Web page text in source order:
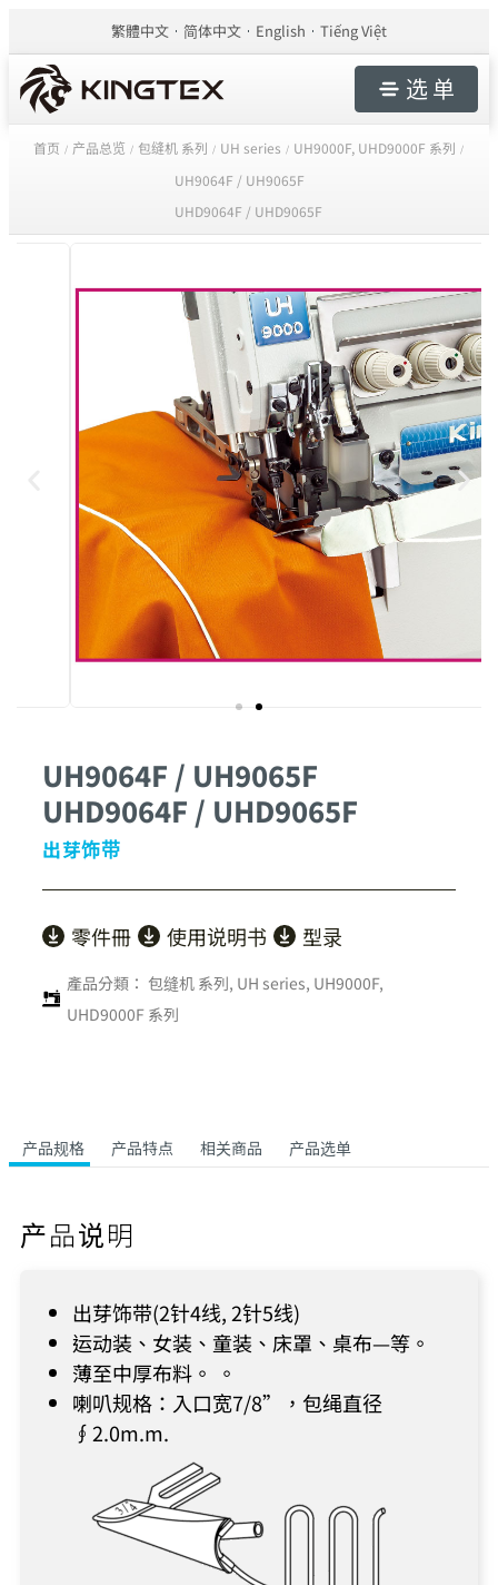
繁體中文 简体中文 English Tiếng Việt
选 单
首页 / 产品总览 / 包缝机 系列 / UH series / UH9000F, UHD9000F 系列 /
UH9064F / UH9065F
UHD9064F / UHD9065F
UH9064F / UH9065F
UHD9064F / UHD9065F
出芽饰带
零件冊 使用说明书 型录
產品分類： 包缝机 系列, UH series, UH9000F,
UHD9000F 系列
产品规格 产品特点 相关商品 产品选单
产品说明
出芽饰带(2针4线, 2针5线)
运动装、女装、童装、床罩、桌布—等。
薄至中厚布料。 。
喇叭规格：入口宽7/8”，包绳直径
∮2.0m.m.